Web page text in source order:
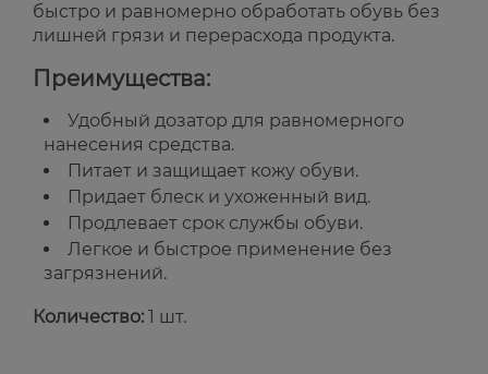
быстро и равномерно обработать обувь без
лишней грязи и перерасхода продукта.
Преимущества:
Удобный дозатор для равномерного
нанесения средства.
Питает и защищает кожу обуви.
Придает блеск и ухоженный вид.
Продлевает срок службы обуви.
Легкое и быстрое применение без
загрязнений.
Количество: 1 шт.